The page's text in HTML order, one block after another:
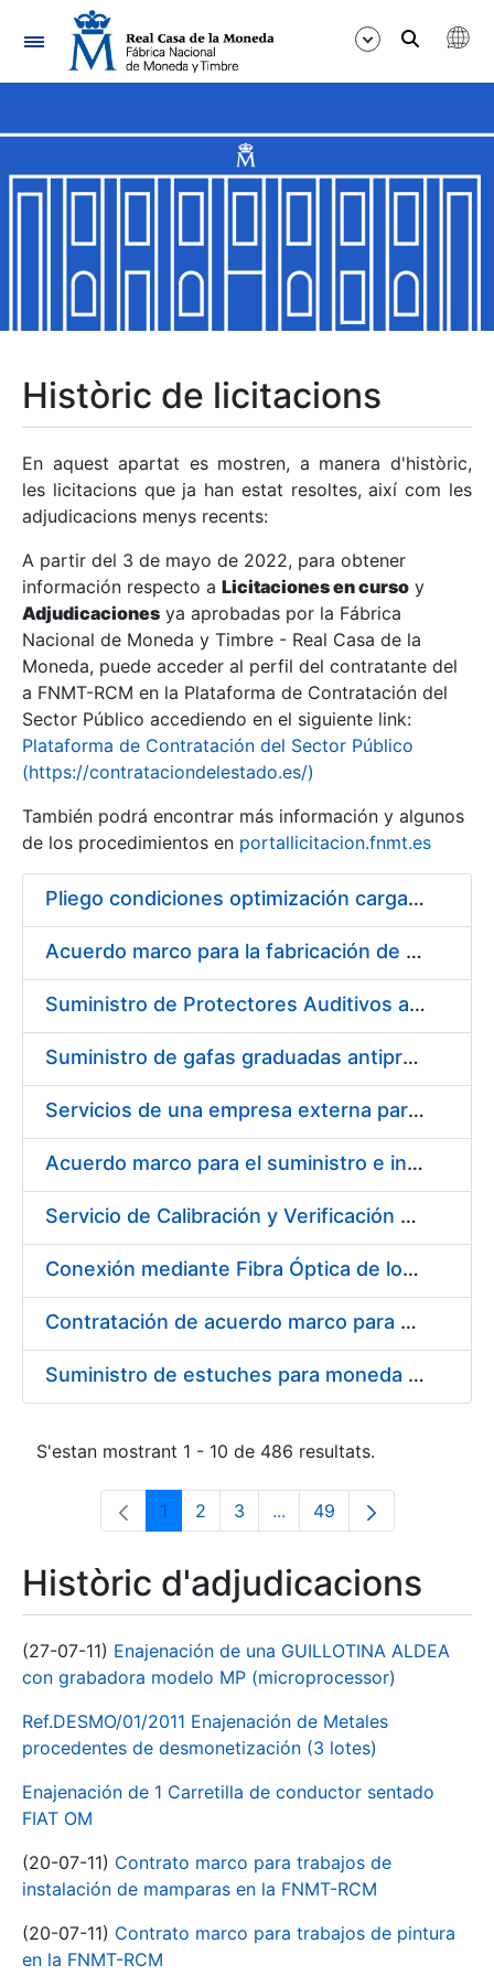
Navegació
Mostra/Amaga
Mostra/Amaga
Mostra/Amaga
Mostra/Amaga
Mostra/Amaga
Mostra/Amaga
Històric de licitacions
En aquest apartat es mostren, a manera d'històric,
les licitacions que ja han estat resoltes, així com les
adjudicacions menys recents:
A partir del 3 de mayo de 2022, para obtener
información respecto a Licitaciones en curso y
Adjudicaciones ya aprobadas por la Fábrica
Nacional de Moneda y Timbre - Real Casa de la
Moneda, puede acceder al perfil del contratante del
a FNMT-RCM en la Plataforma de Contratación del
Sector Público accediendo en el siguiente link:
Plataforma de Contratación del Sector Público
(https://contrataciondelestado.es/)
También podrá encontrar más información y algunos
de los procedimientos en portallicitacion.fnmt.es
Pliego condiciones optimización cargas compras firmado
Acuerdo marco para la fabricación de piezas
Suministro de Protectores Auditivos a medida para las personas trabajadoras de los Centros de Trabajo de Madrid y Burgos
Suministro de gafas graduadas antiproyecciones para los trabajadores de la FNMT-RCM en los centros de trabajo de Madrid y Burgos
Servicios de una empresa externa para el asesoramiento y resolución de los recursos de alzada que se presentan relacionados con procesos de selección para la FNMT-RCM
Acuerdo marco para el suministro e instalación de persianas, estores y otros complementos
Servicio de Calibración y Verificación Externa de los Equipos de Medición del Servicio de Prevención de la FNMT-RCM
Conexión mediante Fibra Óptica de los Centros de Proceso de Datos (CPDs) de las sedes de la FNMT-RCM de Burgos y Madrid
Contratación de acuerdo marco para el Suministro de Material de Electricidad para la Fábrica Nacional de Moneda y Timbre-Real Casa de la Moneda en su centro de trabajo de Burgos
Suministro de estuches para moneda de 30 €
S'estan mostrant 1 - 10 de 486 resultats.
Pàgina
1 Pàgina
2 Pàgina
3 ...Pàgines intermèdies
Pàgina
49
Històric d'adjudicacions
(27-07-11) Enajenación de una GUILLOTINA ALDEA
con grabadora modelo MP (microprocessor)
Ref.DESMO/01/2011 Enajenación de Metales
procedentes de desmonetización (3 lotes)
Enajenación de 1 Carretilla de conductor sentado
FIAT OM
(20-07-11) Contrato marco para trabajos de
instalación de mamparas en la FNMT-RCM
(20-07-11) Contrato marco para trabajos de pintura
en la FNMT-RCM